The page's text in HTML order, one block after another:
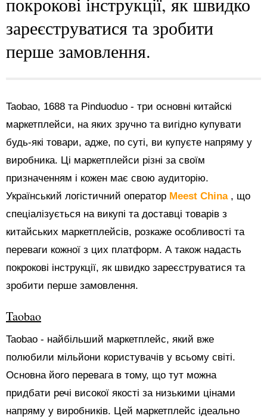
зареєструватися та зробити
перше замовлення.
Taobao, 1688 та Pinduoduo - три основні китайскі
маркетплейси, на яких зручно та вигідно купувати
будь-які товари, адже, по суті, ви купуєте напряму у
виробника. Ці маркетплейси різні за своїм
призначенням і кожен має свою аудиторію.
Український логістичний оператор Meest China , що
спеціалізується на викупі та доставці товарів з
китайських маркетплейсів, розкаже особливості та
переваги кожної з цих платформ. А також надасть
покрокові інструкції, як швидко зареєструватися та
зробити перше замовлення.
Taobao
Taobao - найбільший маркетплейс, який вже
полюбили мільйони користувачів у всьому світі.
Основна його перевага в тому, що тут можна
придбати речі високої якості за низькими цінами
напряму у виробників. Цей маркетплейс ідеально